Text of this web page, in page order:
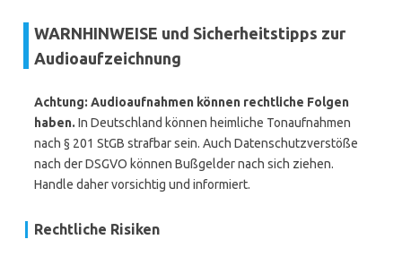
WARNHINWEISE und Sicherheitstipps zur
Audioaufzeichnung
Achtung: Audioaufnahmen können rechtliche Folgen
haben. In Deutschland können heimliche Tonaufnahmen
nach § 201 StGB strafbar sein. Auch Datenschutzverstöße
nach der DSGVO können Bußgelder nach sich ziehen.
Handle daher vorsichtig und informiert.
Rechtliche Risiken